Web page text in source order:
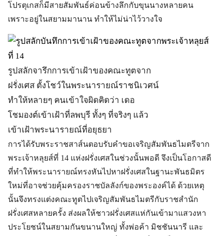
โปรตุเกสก็มีสายสัมพันธ์ค่อนข้างลึกกับขุนนางหลายคน
เพราะอยู่ในสยามมานาน ทำให้ไม่น่าไว้วางใจ
รูปสลักจารึกการเข้าเฝ้าของคณะทูตจาก
ฝรั่งเศส ตั้งโชว์ในพระนารายณ์ราชนิเวศน์
ทำให้หลายๆ คนเข้าใจผิดคิดว่า เดอ
โชมองต์เข้าเฝ้าที่ลพบุรี ทั้งๆ ที่จริงๆ แล้ว
เข้าเฝ้าพระนารายณ์ที่อยุธยา
การได้รับพระราชสาส์นตอบรับคำขอเจริญสัมพันธไมตรีจาก
พระเจ้าหลุยส์ที่ 14 แห่งฝรั่งเศสในช่วงนั้นพอดี จึงเป็นโอกาสดี
ที่ทำให้พระนารายณ์ทรงหันไปหาฝรั่งเศสในฐานะพันธมิตร
ใหม่ที่อาจช่วยคุ้มครองราชบัลลังก์ของพระองค์ได้ ด้วยเหตุ
นั้นจึงทรงแต่งคณะทูตไปเจริญสัมพันธไมตรีกับราชสำนัก
ฝรั่งเศสหลายครั้ง ส่งผลให้ชาวฝรั่งเศสแห่กันเข้ามาแสวงหา
ประโยชน์ในสยามกันขนานใหญ่ ทั้งพ่อค้า มิชชันนารี และ